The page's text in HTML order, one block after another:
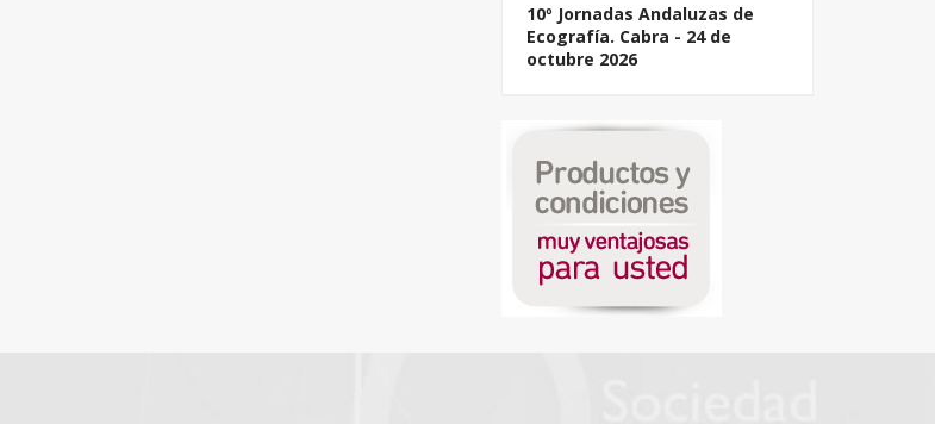
10º Jornadas Andaluzas de
Ecografía. Cabra - 24 de
octubre 2026